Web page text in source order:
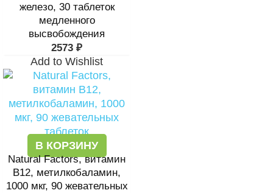
железо, 30 таблеток
медленного
высвобождения
2573 ₽
Add to Wishlist
В КОРЗИНУ
Natural Factors, витамин
B12, метилкобаламин,
1000 мкг, 90 жевательных